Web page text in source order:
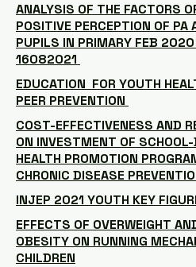
ANALYSIS OF THE FACTORS
POSITIVE PERCEPTION OF PA
PUPILS IN PRIMARY FEB
16082021
EDUCATION FOR YOUTH
PEER PREVENTION
COST-EFFECTIVENESS AND
ON INVESTMENT OF
HEALTH PROMOTION
CHRONIC DISEASE
INJEP 2021 YOUTH KEY
EFFECTS OF OVERWEIGHT
OBESITY ON RUNNING
CHILDREN